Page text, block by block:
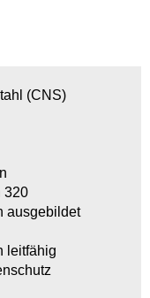
(CNS)
320
ausgebildet
leitfähig